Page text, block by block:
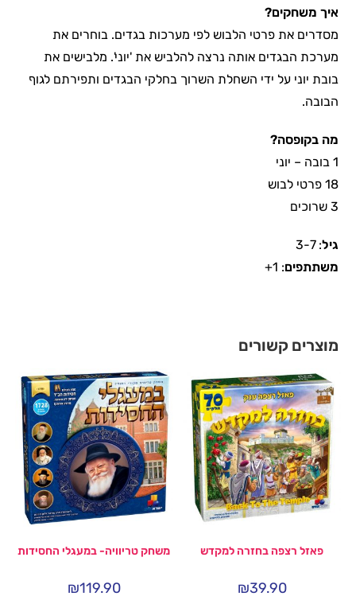
איך משחקים?
מסדרים את פרטי הלבוש לפי מערכות בגדים. בוחרים את
מערכת הבגדים אותה נרצה להלביש את 'יוני'. מלבישים את
בובת יוני על ידי השחלת השרוך בחלקי הבגדים ותפירתם לגוף
הבובה.
מה בקופסה?
1 בובה – יוני
18 פרטי לבוש
3 שרוכים
גיל: 3-7
משתתפים: 1+
מוצרים קשורים
פאזל רצפה בחזרה למקדש
₪39.90
משחק טריוויה- במעגלי החסידות
₪119.90